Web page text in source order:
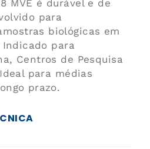
MVE é durável e de
para
biológicas em
para
Centros de Pesquisa
para médias
prazo.